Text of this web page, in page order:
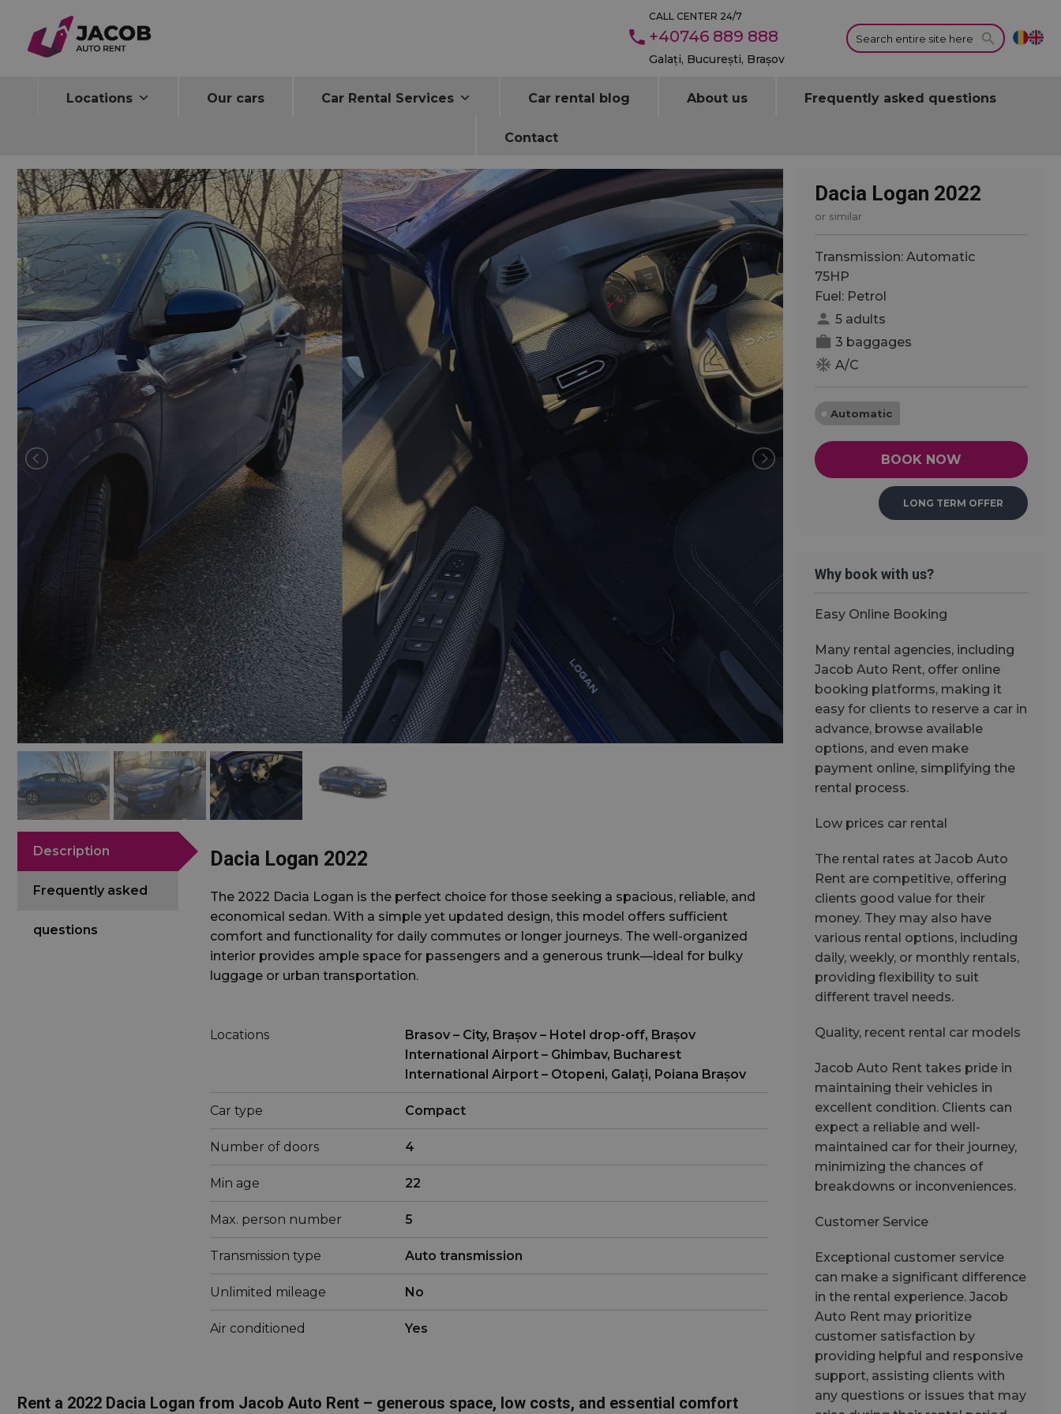
CALL CENTER 24/7
+40746 889 888
Galați, București, Brașov
Locations Our cars Car Rental Services Car rental blog About us Frequently asked questions
Contact
Description
Frequently asked
questions
Dacia Logan 2022
The 2022 Dacia Logan is the perfect choice for those seeking a spacious, reliable, and
economical sedan. With a simple yet updated design, this model offers sufficient
comfort and functionality for daily commutes or longer journeys. The well-organized
interior provides ample space for passengers and a generous trunk—ideal for bulky
luggage or urban transportation.
Locations
Brasov – City, Brașov – Hotel drop-off, Brașov
International Airport – Ghimbav, Bucharest
International Airport – Otopeni, Galați, Poiana Brașov
Car type Compact
Number of doors 4
Min age 22
Max. person number 5
Transmission type Auto transmission
Unlimited mileage No
Air conditioned Yes
Rent a 2022 Dacia Logan from Jacob Auto Rent – generous space, low costs, and essential comfort
Dacia Logan 2022
or similar
Transmission: Automatic
75HP
Fuel: Petrol
person 5 adults
work 3 baggages
ac_unit A/C
Automatic
BOOK NOW
LONG TERM OFFER
Why book with us?
Easy Online Booking
Many rental agencies, including
Jacob Auto Rent, offer online
booking platforms, making it
easy for clients to reserve a car in
advance, browse available
options, and even make
payment online, simplifying the
rental process.
Low prices car rental
The rental rates at Jacob Auto
Rent are competitive, offering
clients good value for their
money. They may also have
various rental options, including
daily, weekly, or monthly rentals,
providing flexibility to suit
different travel needs.
Quality, recent rental car models
Jacob Auto Rent takes pride in
maintaining their vehicles in
excellent condition. Clients can
expect a reliable and well-
maintained car for their journey,
minimizing the chances of
breakdowns or inconveniences.
Customer Service
Exceptional customer service
can make a significant difference
in the rental experience. Jacob
Auto Rent may prioritize
customer satisfaction by
providing helpful and responsive
support, assisting clients with
any questions or issues that may